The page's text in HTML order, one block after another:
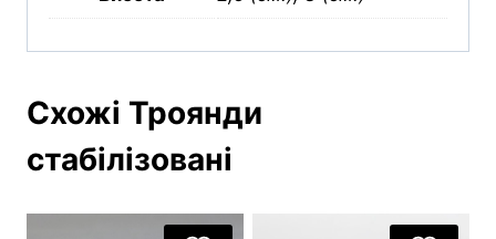
Схожі Троянди
стабілізовані